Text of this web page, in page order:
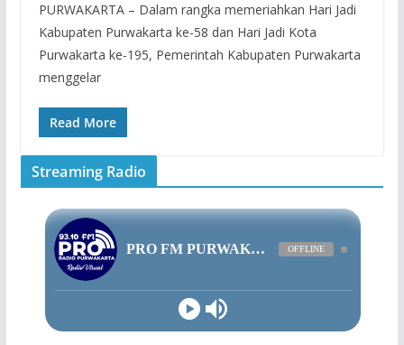
PURWAKARTA – Dalam rangka memeriahkan Hari Jadi
Kabupaten Purwakarta ke-58 dan Hari Jadi Kota
Purwakarta ke-195, Pemerintah Kabupaten Purwakarta
menggelar
Read More
Streaming Radio